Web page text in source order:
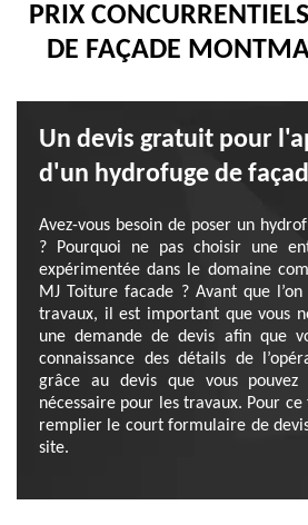
PRIX
DE FAÇADE
Un devis gratuit pour
d'un hydrofuge de
Avez-vous besoin de poser un
? Pourquoi ne pas choisir une
expérimentée dans le domaine
MJ Toiture facade ? Avant que
travaux, il est important que vous
une demande de devis afin que
connaissance des détails de
grâce au devis que vous
nécessaire pour les travaux. Pour
remplier le court formulaire de
site.